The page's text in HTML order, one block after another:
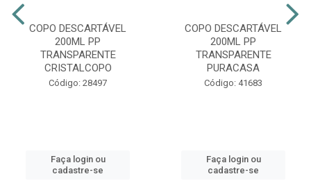
COPO DESCARTÁVEL
200ML PP
TRANSPARENTE
CRISTALCOPO
Código: 28497
Faça login ou
cadastre-se
COPO DESCARTÁVEL
200ML PP
TRANSPARENTE
PURACASA
Código: 41683
Faça login ou
cadastre-se